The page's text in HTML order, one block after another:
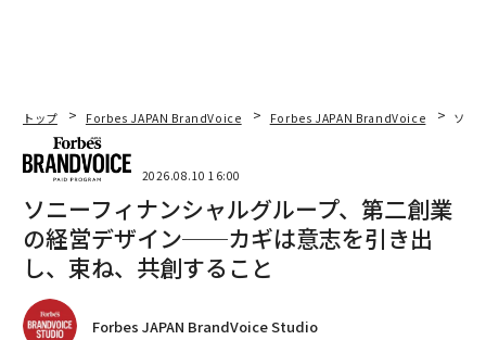
トップ Forbes JAPAN BrandVoice Forbes JAPAN BrandVoice ソニ
2026.08.10 16:00
ソニーフィナンシャルグループ、第二創業
の経営デザイン──カギは意志を引き出
し、束ね、共創すること
Forbes JAPAN BrandVoice Studio